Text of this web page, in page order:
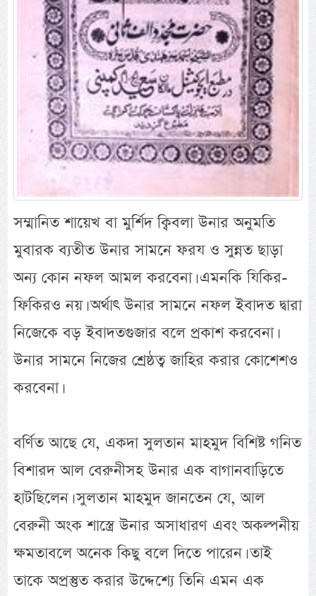
সম্মানিত শায়েখ বা মুর্শিদ ক্বিবলা উনার অনুমতি
মুবারক ব্যতীত উনার সামনে ফরয ও সুন্নত ছাড়া
অন্য কোন নফল আমল করবেনা। এমনকি যিকির-
ফিকিরও নয়। অর্থাৎ উনার সামনে নফল ইবাদত দ্বারা
নিজেকে বড় ইবাদতগুজার বলে প্রকাশ করবেনা।
উনার সামনে নিজের শ্রেষ্ঠত্ব জাহির করার কোশেশও
করবেনা।
বর্ণিত আছে যে, একদা সুলতান মাহমুদ বিশিষ্ট গনিত
বিশারদ আল বেরুনীসহ উনার এক বাগানবাড়িতে
হাটছিলেন। সুলতান মাহমুদ জানতেন যে, আল
বেরুনী অংক শাস্ত্রে উনার অসাধারণ এবং অকল্পনীয়
ক্ষমতাবলে অনেক কিছু বলে দিতে পারেন। তাই
তাকে অপ্রস্তুত করার উদ্দেশ্যে তিনি এমন এক